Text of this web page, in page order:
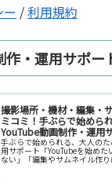
/利用規約
・運用サポー
撮影場所・機材・編集・
ミコミ！手ぶらで始めら
YouTube動画制作・運用
手ぶらで始められる、大人の
用サポート「YouTubeを始め
ない」「編集やサムネイル作
続きしない」「機材を揃える